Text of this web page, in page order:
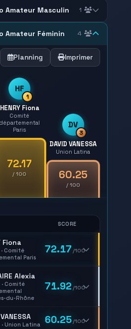
Amateur Masculin 1
Amateur Féminin 4
Planning Imprimer
HF
1
HENRY Fiona
Comité
départemental
Paris
72.17
/ 100
DV
3
DAVID VANESSA
Union Latina
60.25
/ 100
SCORE
Fiona
Comité
Paris
72.17 /100
Alexia
Comité
du-Rhône
71.92 /100
Union Latina 60.25/100